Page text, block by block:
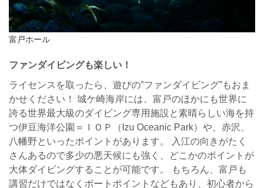
富戸ホール
ファンダイビングも楽しい！
ライセンスを取ったら、遊びの‟ファンダイビング”もおま
かせください！ 城ケ崎海岸には、富戸のほかにも世界に
誇る世界最大級のダイビング専用施設と素晴らしい海を持
つ伊豆海洋公園＝ＩＯＰ（Izu Oceanic Park）や、赤沢、
八幡野といったポイントがあります。 入江の向きがたく
さんあるので多少の悪天候にも強く、どこかのポイントが
大体ダイビングすることが可能です。 もちろん、富戸も
講習だけではなくボートポイントなどもあり、初心者から